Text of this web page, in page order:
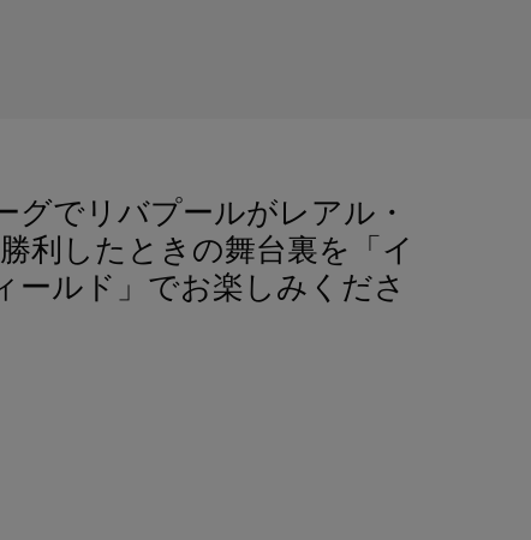
グでリバプールがレアル・
利したときの舞台裏を「イ
ールド」でお楽しみくださ